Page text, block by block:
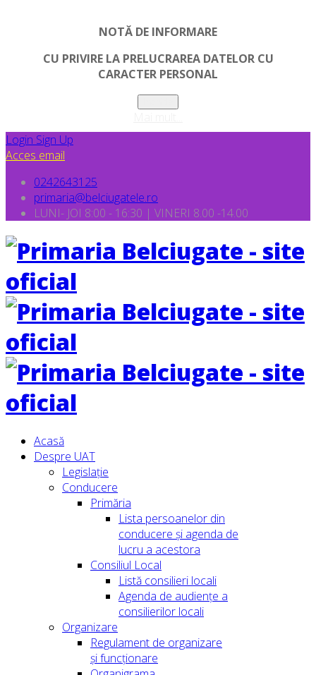
NOTĂ DE INFORMARE
CU PRIVIRE LA PRELUCRAREA DATELOR CU
CARACTER PERSONAL
Login Sign Up
Acces email
0242643125
primaria@belciugatele.ro
LUNI- JOI 8:00 - 16:30 | VINERI 8.00 -14.00
Acasă
Despre UAT
Legislație
Conducere
Primăria
Lista persoanelor din
conducere şi agenda de
lucru a acestora
Consiliul Local
Listă consilieri locali
Agenda de audiențe a
consilierilor locali
Organizare
Regulament de organizare
și funcționare